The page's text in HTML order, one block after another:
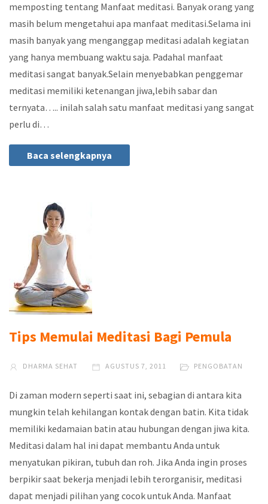
memposting tentang Manfaat meditasi. Banyak orang yang
masih belum mengetahui apa manfaat meditasi.Selama ini
masih banyak yang menganggap meditasi adalah kegiatan
yang hanya membuang waktu saja. Padahal manfaat
meditasi sangat banyak.Selain menyebabkan penggemar
meditasi memiliki ketenangan jiwa,lebih sabar dan
ternyata….. inilah salah satu manfaat meditasi yang sangat
perlu di…
Baca selengkapnya
Tips Memulai Meditasi Bagi Pemula
DHARMA SEHAT AGUSTUS 7, 2011 PENGOBATAN
Di zaman modern seperti saat ini, sebagian di antara kita
mungkin telah kehilangan kontak dengan batin. Kita tidak
memiliki kedamaian batin atau hubungan dengan jiwa kita.
Meditasi dalam hal ini dapat membantu Anda untuk
menyatukan pikiran, tubuh dan roh. Jika Anda ingin proses
berpikir saat bekerja menjadi lebih terorganisir, meditasi
dapat menjadi pilihan yang cocok untuk Anda. Manfaat